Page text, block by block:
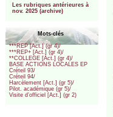
Les rubriques antérieures à
nov. 2025 (archive)
Mots-clés
***REP [Act.] (gr 4)/
***REP+ [Act.] (gr 4)/
**COLLEGE [Act.] (gr 4)/
BASE ACTIONS LOCALES EP
Créteil 93/
Créteil 94/
Harcèlement [Act.] (gr 5)/
Pilot. académique (gr 5)/
Visite d’officiel [Act.] (gr 2)